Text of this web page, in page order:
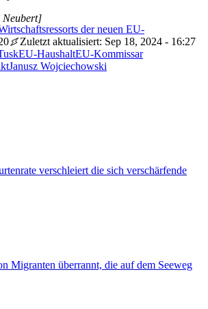
der neuen EU-
Neubert]
Zuletzt aktualisiert: Sep 18, 2024 - 16:27
EU-HaushaltEU-Kommissar
Janusz Wojciechowski
verschleiert die sich verschärfende
Migranten überrannt, die auf dem Seeweg